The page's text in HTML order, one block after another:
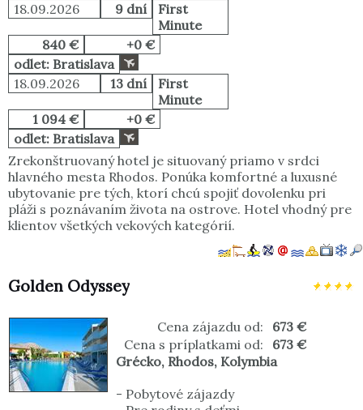
18.09.2026
9 dní
First
Minute
840 €
+0 €
odlet: Bratislava
18.09.2026
13 dní
First
Minute
1 094 €
+0 €
odlet: Bratislava
Zrekonštruovaný hotel je situovaný priamo v srdci
hlavného mesta Rhodos. Ponúka komfortné a luxusné
ubytovanie pre tých, ktorí chcú spojiť dovolenku pri
pláži s poznávaním života na ostrove. Hotel vhodný pre
klientov všetkých vekových kategórií.
Golden Odyssey
Cena zájazdu od:
673 €
Cena s príplatkami od:
673 €
Grécko, Rhodos, Kolymbia
- Pobytové zájazdy